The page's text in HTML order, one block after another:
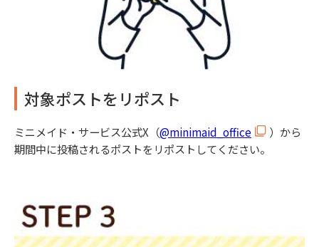
対象ポストをリポスト
ミニメイド・サービス公式X（@minimaid_office
）から
期間中に投稿されるポストをリポストしてください。